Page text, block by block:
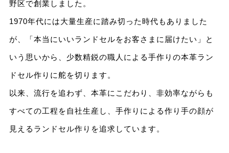
野区で創業しました。
1970年代には大量生産に踏み切った時代もありました
が、「本当にいいランドセルをお客さまに届けたい」と
いう思いから、少数精鋭の職人による手作りの本革ラン
ドセル作りに舵を切ります。
以来、流行を追わず、本革にこだわり、非効率ながらも
すべての工程を自社生産し、手作りによる作り手の顔が
見えるランドセル作りを追求しています。